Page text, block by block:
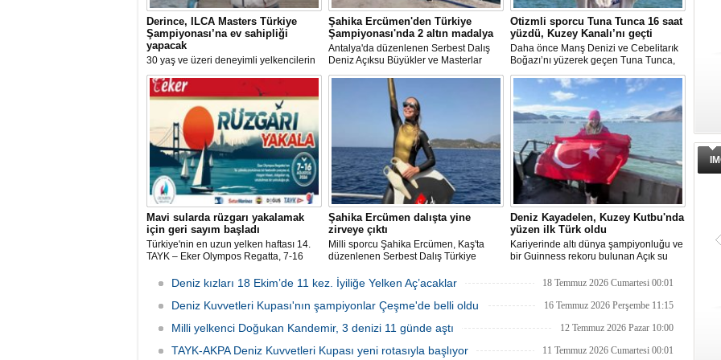
Derince, ILCA Masters Türkiye
Şampiyonası’na ev sahipliği
yapacak
30 yaş ve üzeri deneyimli yelkencilerin
mücadele ettiği ILCA Masters 2026
Türkiye Şampiyonası, bu yıl Kocaeli’nin
Derince ilçesinde gerçekleştirilecek.
Şahika Ercümen'den Türkiye
Şampiyonası'nda 2 altın madalya
Antalya'da düzenlenen Serbest Dalış
Deniz Açıksu Büyükler ve Masterlar
Bireysel Türkiye Şampiyonası'nda milli
sporcu ve serbest dalış dünya
rekortmeni Şahika Ercümen, 2 altın
madalya kazandı.
Otizmli sporcu Tuna Tunca 16 saat
yüzdü, Kuzey Kanalı’nı geçti
Daha önce Manş Denizi ve Cebelitarık
Boğazı’nı yüzerek geçen Tuna Tunca,
bu müthiş başarılarına bir yenisini daha
ekledi. Tuna Tunca bu kez 16 saat
yüzerek Kuzey Kanalı’nı geçti.
Mavi sularda rüzgarı yakalamak
için geri sayım başladı
Türkiye'nin en uzun yelken haftası 14.
TAYK – Eker Olympos Regatta, 7-16
sulara yelken açıyor.
Şahika Ercümen dalışta yine
zirveye çıktı
Milli sporcu Şahika Ercümen, Kaş'ta
düzenlenen Serbest Dalış Türkiye
kategorisinde 68 metre dalış yaparak
şampiyon oldu.
Deniz Kayadelen, Kuzey Kutbu'nda
yüzen ilk Türk oldu
Kariyerinde altı dünya şampiyonluğu ve
bir Guinness rekoru bulunan Açık su
sıcaklıktaki Arktik sularda 1200 metre
oldu.
Deniz kızları 18 Ekim’de 11 kez. İyiliğe Yelken Aç’acaklar 18 Temmuz 2026 Cumartesi 00:01
Deniz Kuvvetleri Kupası'nın şampiyonlar Çeşme'de belli oldu 16 Temmuz 2026 Perşembe 11:15
Milli yelkenci Doğukan Kandemir, 3 denizi 11 günde aştı 12 Temmuz 2026 Pazar 10:00
TAYK-AKPA Deniz Kuvvetleri Kupası yeni rotasıyla başlıyor 11 Temmuz 2026 Cumartesi 00:01